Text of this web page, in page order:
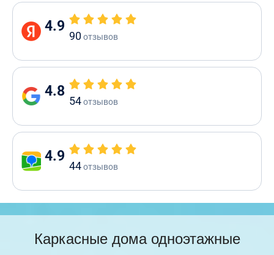
4.9
90отзывов
4.8
54отзывов
4.9
44отзывов
Каркасные дома одноэтажные